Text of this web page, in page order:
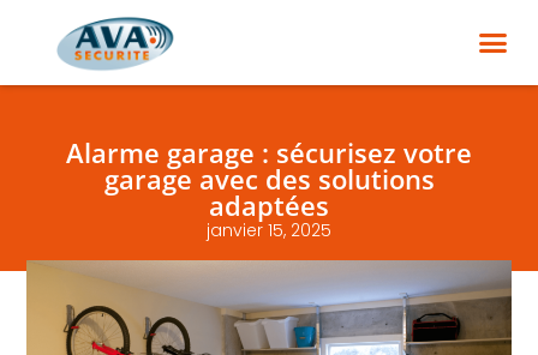
Alarme garage : sécurisez votre
garage avec des solutions
adaptées
janvier 15, 2025